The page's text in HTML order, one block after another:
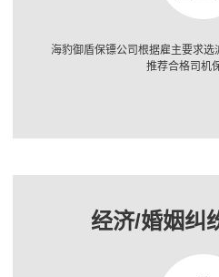
海豹御盾保镖公司根据雇主要求
推荐合格司机
经济/婚姻纠